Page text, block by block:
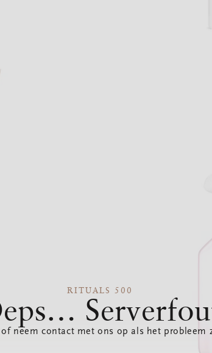
RITUALS 500
of neem contact met ons op als het probleem